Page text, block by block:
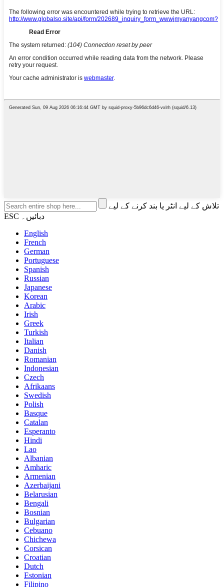
تلاش کے لیے انٹر یا بند کرنے کے لیے
ESC دبائیں۔
English
French
German
Portuguese
Spanish
Russian
Japanese
Korean
Arabic
Irish
Greek
Turkish
Italian
Danish
Romanian
Indonesian
Czech
Afrikaans
Swedish
Polish
Basque
Catalan
Esperanto
Hindi
Lao
Albanian
Amharic
Armenian
Azerbaijani
Belarusian
Bengali
Bosnian
Bulgarian
Cebuano
Chichewa
Corsican
Croatian
Dutch
Estonian
Filipino